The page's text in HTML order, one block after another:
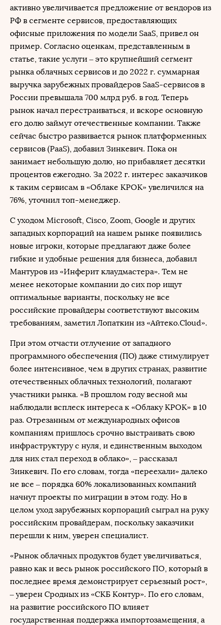
активно увеличивается предложение от вендоров из
РФ в сегменте сервисов, предоставляющих
офисные приложения по модели SaaS, привел он
пример. Согласно оценкам, представленным в
статье, такие услуги – это крупнейший сегмент
рынка облачных сервисов и до 2022 г. суммарная
выручка зарубежных провайдеров SaaS-сервисов в
России превышала 700 млрд руб. в год. Теперь
рынок начал перестраиваться, и вскоре основную
его долю займут отечественные компании. Также
сейчас быстро развивается рынок платформенных
сервисов (PaaS), добавил Зинкевич. Пока он
занимает небольшую долю, но прибавляет десятки
процентов ежегодно. За 2022 г. интерес заказчиков
к таким сервисам в «Облаке КРОК» увеличился на
76%, уточнил топ-менеджер.
С уходом Microsoft, Cisco, Zoom, Google и других
западных корпораций на нашем рынке появились
новые игроки, которые предлагают даже более
гибкие и удобные решения для бизнеса, добавил
Мантуров из «Инферит клаудмастера». Тем не
менее некоторые компании до сих пор ищут
оптимальные варианты, поскольку не все
российские провайдеры соответствуют высоким
требованиям, заметил Лопаткин из «Айтеко.Cloud».
При этом отчасти отлучение от западного
программного обеспечения (ПО) даже стимулирует
более интенсивное, чем в других странах, развитие
отечественных облачных технологий, полагают
участники рынка. «В прошлом году весной мы
наблюдали всплеск интереса к «Облаку КРОК» в 10
раз. Отрезанным от международных офисов
компаниям пришлось срочно выстраивать свою
инфраструктуру с нуля, и единственным выходом
для них стал переход в облако», – рассказал
Зинкевич. По его словам, тогда «переехали» далеко
не все – порядка 60% локализованных компаний
начнут проекты по миграции в этом году. Но в
целом уход зарубежных корпораций сыграл на руку
российским провайдерам, поскольку заказчики
перешли к ним, уверен специалист.
«Рынок облачных продуктов будет увеличиваться,
равно как и весь рынок российского ПО, который в
последнее время демонстрирует серьезный рост»,
– уверен Сродных из «СКБ Контур». По его словам,
на развитие российского ПО влияет
государственная поддержка импортозамещения, а